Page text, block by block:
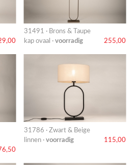
31491 · Brons & Taupe
kap ovaal · voorradig 255,00
31786 · Zwart & Beige
linnen · voorradig 115,00